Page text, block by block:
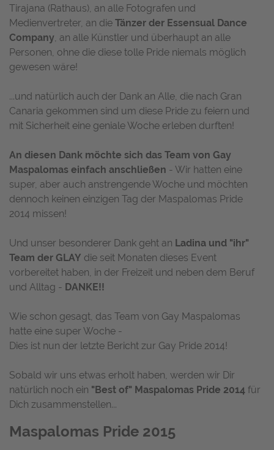
Tirajana (Rathaus), an alle Fotografen und
Medienvertreter, an die Tänzer der Essensual Dance
Company , an alle Künstler und überhaupt an alle
Personen, ohne die diese tolle Pride niemals möglich
gewesen wäre!
...und natürlich auch der Dank an Alle, die nach Gran
Canaria gekommen sind um diese Pride zu feiern und
mit Sicherheit eine geniale Woche erleben durften!
An diesen Dank möchte sich das Team von Gay
Maspalomas einfach anschließen - Wir hatten eine
super, aber auch anstrengende Woche und möchten
dennoch keinen einzigen Tag der Maspalomas Pride
2014 missen!
Und unser besonderer Dank geht an Ladina und "ihr"
Team der GLAY die seit Monaten dieses Event
vorbereitet haben, in der Freizeit und neben dem Beruf
und Alltag - DANKE!!
Wie schon gesagt, das Team von Gay Maspalomas
hatte eine super Woche -
Dies ist nun der letzte Bericht zur Gay Pride 2014!
Sobald wir uns etwas erholt haben, werden wir Dir
natürlich noch ein "Best of" Maspalomas Pride 2014 für
Dich zusammenstellen...
Maspalomas Pride 2015